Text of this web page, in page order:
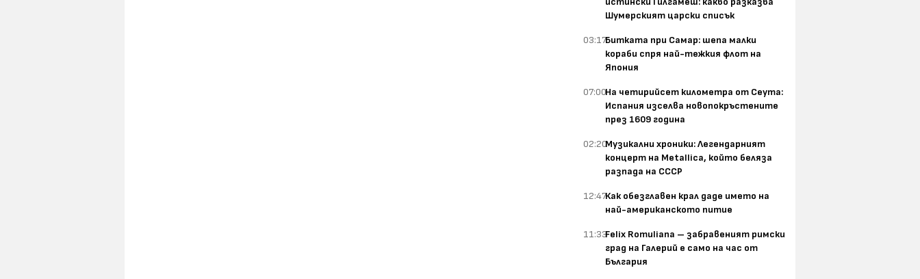
Шумерският царски списък
03:17Битката при Самар: шепа малки
кораби спря най-тежкия флот на
Япония
07:00На четирийсет километра от Сеута:
Испания изселва новопокръстените
през 1609 година
02:20Музикални хроники: Легендарният
концерт на Metallica, който беляза
разпада на СССР
12:47Как обезглавен крал даде името на
най-американското питие
11:33Felix Romuliana – забравеният римски
град на Галерий е само на час от
България